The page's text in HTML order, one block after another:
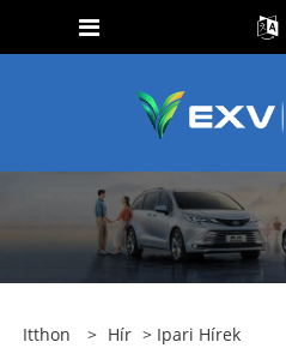
Itthon > Hír > Ipari Hírek